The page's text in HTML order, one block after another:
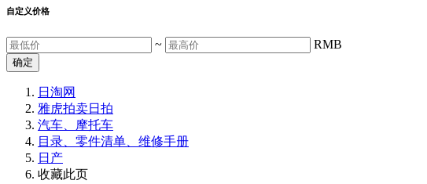
自定义价格
~ RMB
确定
日淘网
雅虎拍卖日拍
汽车、摩托车
目录、零件清单、维修手册
日产
收藏此页